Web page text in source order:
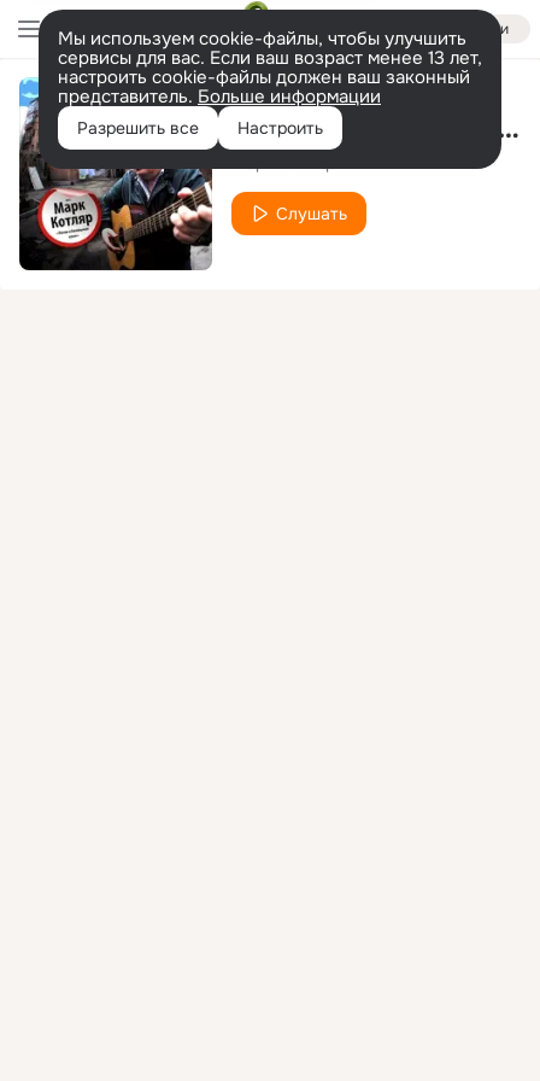
Войти
Мы используем cookie-файлы, чтобы улучшить
сервисы для вас. Если ваш возраст менее 13 лет,
настроить cookie-файлы должен ваш законный
представитель. Больше информации
Разрешить все Настроить Шахтинская история
Слушать